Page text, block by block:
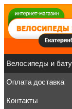
Велосипеды и
Оплата доставка
Контакты